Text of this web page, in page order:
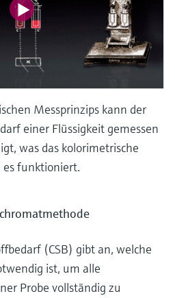
Messprinzips kann der
einer Flüssigkeit gemessen
was das kolorimetrische
es funktioniert.
(CSB) gibt an, welche
ist, um alle
Probe vollständig zu